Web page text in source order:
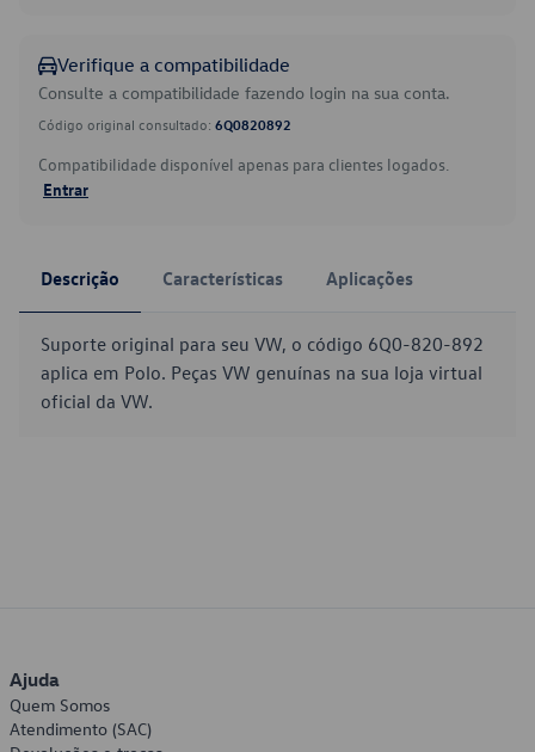
Verifique a compatibilidade
Consulte a compatibilidade fazendo login na sua conta.
Código original consultado: 6Q0820892
Compatibilidade disponível apenas para clientes logados.
Entrar
Descrição Características Aplicações
Suporte original para seu VW, o código 6Q0-820-892
aplica em Polo. Peças VW genuínas na sua loja virtual
oficial da VW.
Ajuda
Quem Somos
Atendimento (SAC)